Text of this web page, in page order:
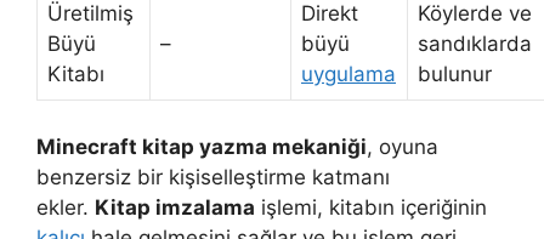
Üretilmiş
Büyü
Kitabı
–
Direkt
büyü
uygulama
Köylerde ve
sandıklarda
bulunur
Minecraft kitap yazma mekaniği, oyuna
benzersiz bir kişiselleştirme katmanı
ekler. Kitap imzalama işlemi, kitabın içeriğinin